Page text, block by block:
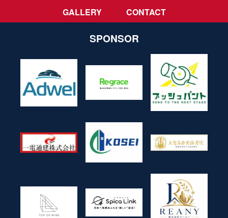
GALLERY
CONTACT
SPONSOR